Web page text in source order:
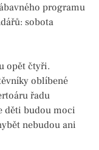
programu
sobota
opět čtyři.
oblíbené
řadu
děti budou moci
nebudou ani